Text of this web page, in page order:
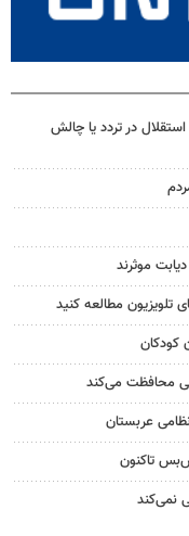
در تردد یا چالش
موثرند
مطالعه کنید
کودکان
محافظت می‌کند
عربستان
نمی‌کند